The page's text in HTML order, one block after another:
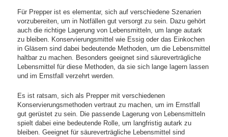
Für Prepper ist es elementar, sich auf verschiedene Szenarien
vorzubereiten, um in Notfällen gut versorgt zu sein. Dazu gehört
auch die richtige Lagerung von Lebensmitteln, um lange autark
zu bleiben. Konservierungsmittel wie Essig oder das Einkochen
in Gläsern sind dabei bedeutende Methoden, um die Lebensmittel
haltbar zu machen. Besonders geeignet sind säureverträgliche
Lebensmittel für diese Methoden, da sie sich lange lagern lassen
und im Ernstfall verzehrt werden.
Es ist ratsam, sich als Prepper mit verschiedenen
Konservierungsmethoden vertraut zu machen, um im Ernstfall
gut gerüstet zu sein. Die passende Lagerung von Lebensmitteln
spielt dabei eine bedeutende Rolle, um langfristig autark zu
bleiben. Geeignet für säureverträgliche Lebensmittel sind